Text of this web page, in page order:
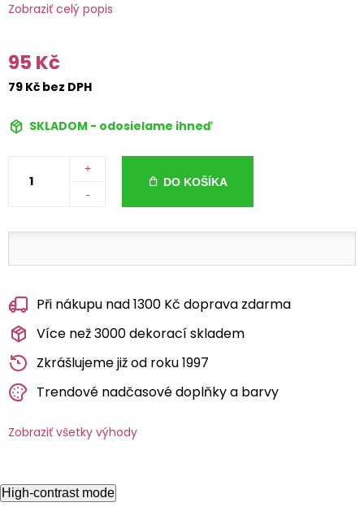
Zobraziť celý popis
95 Kč
79 Kč bez DPH
SKLADOM - odosielame ihneď
+
-
DO KOŠÍKA
Při nákupu nad 1300 Kč doprava zdarma
Více než 3000 dekorací skladem
Zkrášlujeme již od roku 1997
Trendové nadčasové doplňky a barvy
Zobraziť všetky výhody
High-contrast mode